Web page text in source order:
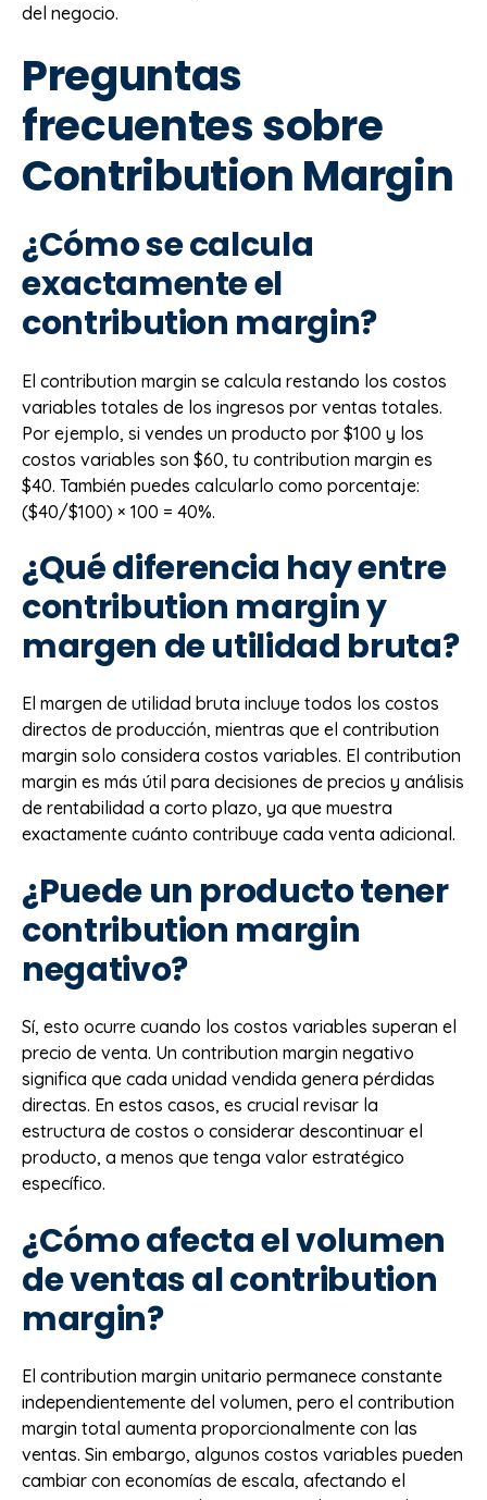
del negocio.
Preguntas
frecuentes sobre
Contribution Margin
¿Cómo se calcula
exactamente el
contribution margin?
El contribution margin se calcula restando los costos
variables totales de los ingresos por ventas totales.
Por ejemplo, si vendes un producto por $100 y los
costos variables son $60, tu contribution margin es
$40. También puedes calcularlo como porcentaje:
($40/$100) × 100 = 40%.
¿Qué diferencia hay entre
contribution margin y
margen de utilidad bruta?
El margen de utilidad bruta incluye todos los costos
directos de producción, mientras que el contribution
margin solo considera costos variables. El contribution
margin es más útil para decisiones de precios y análisis
de rentabilidad a corto plazo, ya que muestra
exactamente cuánto contribuye cada venta adicional.
¿Puede un producto tener
contribution margin
negativo?
Sí, esto ocurre cuando los costos variables superan el
precio de venta. Un contribution margin negativo
significa que cada unidad vendida genera pérdidas
directas. En estos casos, es crucial revisar la
estructura de costos o considerar descontinuar el
producto, a menos que tenga valor estratégico
específico.
¿Cómo afecta el volumen
de ventas al contribution
margin?
El contribution margin unitario permanece constante
independientemente del volumen, pero el contribution
margin total aumenta proporcionalmente con las
ventas. Sin embargo, algunos costos variables pueden
cambiar con economías de escala, afectando el